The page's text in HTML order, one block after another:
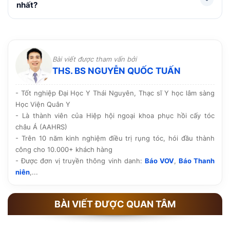
lông, kiểu râu mong muốn, kỹ thuật thực hiện và các
nhất?
động mạnh và ánh nắng trực tiếp. Đồng thời, cần vệ
sinh đúng hướng dẫn và tái khám theo lịch hẹn để
theo dõi quá trình hồi phục.
Bài viết được tham vấn bởi
THS. BS NGUYỄN QUỐC TUẤN
- Tốt nghiệp Đại Học Y Thái Nguyên, Thạc sĩ Y học lâm sàng
Học Viện Quân Y
- Là thành viên của Hiệp hội ngoại khoa phục hồi cấy tóc
châu Á (AAHRS)
- Trên 10 năm kinh nghiệm điều trị rụng tóc, hói đầu thành
công cho 10.000+ khách hàng
- Được đơn vị truyền thông vinh danh: Báo VOV, Báo Thanh
niên,...
BÀI VIẾT ĐƯỢC QUAN TÂM